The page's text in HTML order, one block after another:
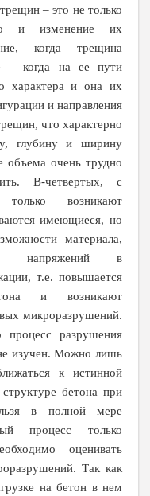
– это не только
и изменение их
когда трещина
– когда на ее пути
характера и она их
и направления
что характерно
глубину и ширину
объема очень трудно
В-четвертых, с
возникают
имеющиеся, но
материала,
напряжений в
т.е. повышается
и возникают
микроразрушений.
разрушения
изучен. Можно лишь
к истинной
бетона при
в полной мере
процесс только
оценивать
Так как
на бетон в нем